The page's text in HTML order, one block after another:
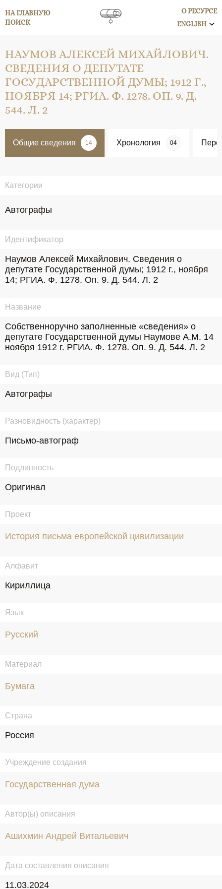
НА ГЛАВНУЮ
ПОИСК
О РЕСУРСЕ
ENGLISH
НАУМОВ АЛЕКСЕЙ МИХАЙЛОВИЧ.
СВЕДЕНИЯ О ДЕПУТАТЕ
ГОСУДАРСТВЕННОЙ ДУМЫ; 1912 Г.,
НОЯБРЯ 14; РГИА. Ф. 1278. ОП. 9. Д.
544. Л. 2
Общие сведения 14 Хронология 04
Категории
Автографы
Идентификатор
Наумов Алексей Михайлович. Сведения о
депутате Государственной думы; 1912 г., ноября
14; РГИА. Ф. 1278. Оп. 9. Д. 544. Л. 2
Название
Собственноручно заполненные «сведения» о
депутате Государственной думы Наумове А.М. 14
ноября 1912 г. РГИА. Ф. 1278. Оп. 9. Д. 544. Л. 2
Вид (Тип)
Автографы
Разновидность (характер)
Письмо-автограф
Подлинность
Оригинал
Проект
История письма европейской цивилизации
Алфавит
Кириллица
Язык
Русский
Материал
Бумага
Страна
Россия
Учреждение создания
Государственная дума
Автор(ы) описания
Ашихмин Андрей Витальевич
Дата составления описания
11.03.2024